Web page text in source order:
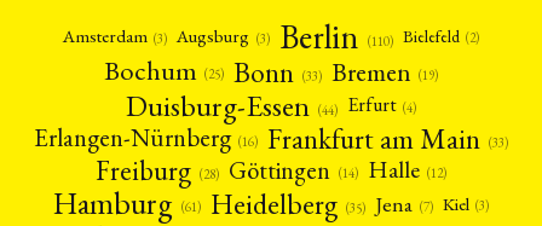
Amsterdam (3) Augsburg (3) Berlin (110) Bielefeld (2)
Bochum (25) Bonn (33) Bremen (19)
Duisburg-Essen (44) Erfurt (4)
Erlangen-Nürnberg (16) Frankfurt am Main (33)
Freiburg (28) Göttingen (14) Halle (12)
Hamburg (61) Heidelberg (35) Jena (7) Kiel (3)